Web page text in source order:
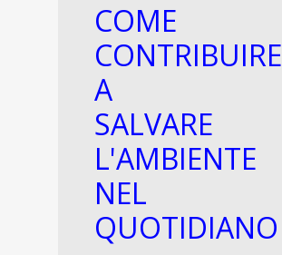
COME
CONTRIBUIRE
A
SALVARE
L'AMBIENTE
NEL
QUOTIDIANO